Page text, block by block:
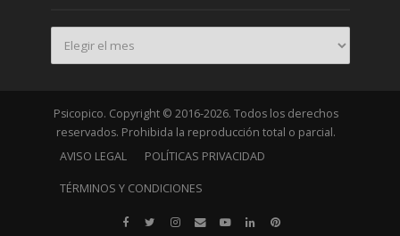
Archivo
Psicopico. Copyright © 2016-2026. Todos los derechos
reservados. Prohibida la reproducción total o parcial.
AVISO LEGAL
POLÍTICAS PRIVACIDAD
TÉRMINOS Y CONDICIONES